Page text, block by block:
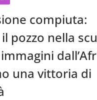
compiuta:
pozzo nella
una vittoria di